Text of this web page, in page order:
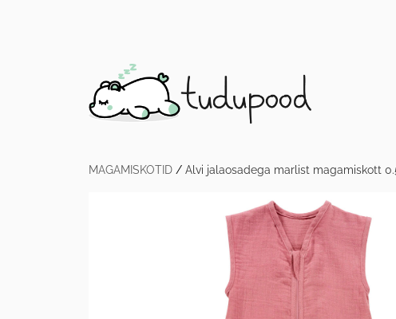
MAGAMISKOTID / Alvi jalaosadega marlist magamiskott